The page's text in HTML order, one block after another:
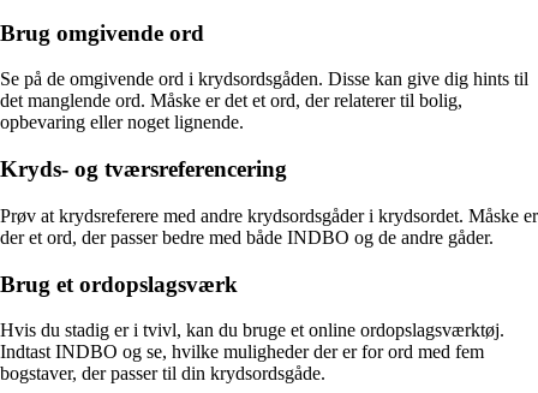
Brug omgivende ord
Se på de omgivende ord i krydsordsgåden. Disse kan give dig hints til
det manglende ord. Måske er det et ord, der relaterer til bolig,
opbevaring eller noget lignende.
Kryds- og tværsreferencering
Prøv at krydsreferere med andre krydsordsgåder i krydsordet. Måske er
der et ord, der passer bedre med både INDBO og de andre gåder.
Brug et ordopslagsværk
Hvis du stadig er i tvivl, kan du bruge et online ordopslagsværktøj.
Indtast INDBO og se, hvilke muligheder der er for ord med fem
bogstaver, der passer til din krydsordsgåde.